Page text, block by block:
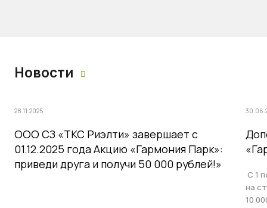
Новости
28.11.2025
ООО СЗ «ТКС Риэлти» завершает с
01.12.2025 года Акцию «Гармония Парк»:
приведи друга и получи 50 000 рублей!»
С 1
на
10